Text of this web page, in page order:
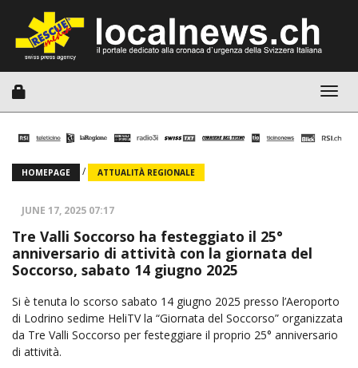
HOMEPAGE / ATTUALITÀ REGIONALE
JUNE 17, 2025 07:17
Tre Valli Soccorso ha festeggiato il 25°
anniversario di attività con la giornata del
Soccorso, sabato 14 giugno 2025
Si è tenuta lo scorso sabato 14 giugno 2025 presso l’Aeroporto
di Lodrino sedime HeliTV la “Giornata del Soccorso” organizzata
da Tre Valli Soccorso per festeggiare il proprio 25° anniversario
di attività.